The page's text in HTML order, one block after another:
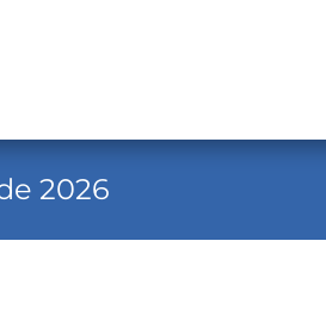
2026